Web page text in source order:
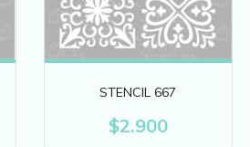
STENCIL 667
$2.900